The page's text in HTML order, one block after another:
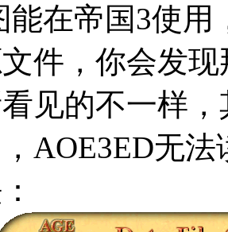
能在帝国3使
件，你会发
见的不一样
AOE3ED无